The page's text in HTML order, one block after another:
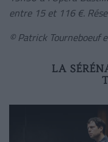
entre 15 et 116 €.
© Patrick Tourneboeuf
LA